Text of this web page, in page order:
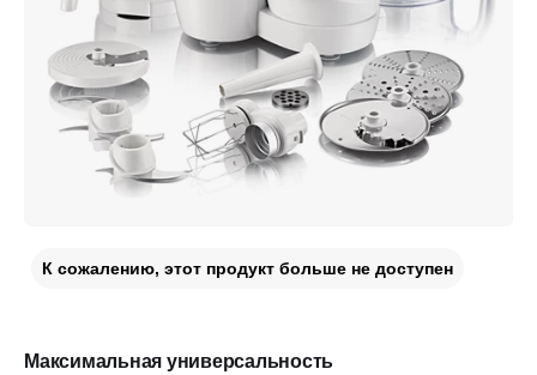
Максимальная универсальность
К сожалению, этот продукт больше не доступен